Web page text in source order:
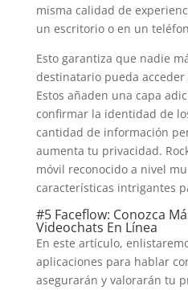
misma calidad de
un escritorio o en un
Esto garantiza que nadie
destinatario pueda acceder
Estos añaden una capa
confirmar la identidad de
cantidad de información
aumenta tu privacidad.
móvil reconocido a nivel
características intrigantes
#5 Faceflow: Conozca
Videochats En Línea
En este artículo,
aplicaciones para hablar
asegurarán y valorarán tu